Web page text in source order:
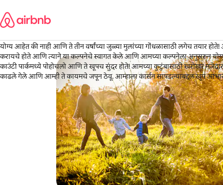
जा
Rock Hill, साऊथ कॅरोलिना
·जून 2026
योग्य आहेत की नाही आणि ते तीन वर्षांच्या जुळ्या मुलांच्या गोंधळासाठी लगेच तयार होते! आम्हाला आमच्या कुत्र्याला देखील सामील
करायचे होते आणि त्याने या कल्पनेचे स्वागत केले आणि आमच्या कल्पनेला अनुसरून योग्य
काउंटी पार्कमध्ये पोहोचलो आणि ते खूपच सुंदर होते! आमच्या कुटुंबासाठी खरोखर मजेदार असलेल्या ट्रिपचे फोटो खूप सुंदरपणे
काढले गेले आणि आम्ही ते कायमचे जपून ठेवू. आम्हाला कार्सन सापडल्याबद्दल खूप आभारी आहोत आणि आम्ही नक्कीच त्यांची